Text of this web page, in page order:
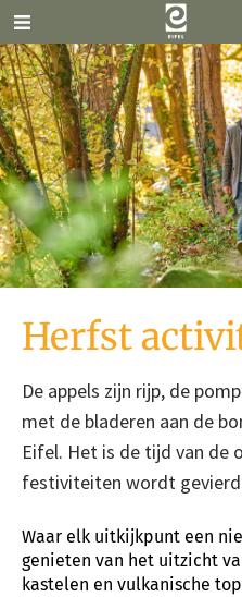
Herfst
De appels zijn rijp, de
met de bladeren aan de
Eifel. Het is de tijd van de
festiviteiten wordt
Waar elk uitkijkpunt een
genieten van het uitzicht
kastelen en vulkanische